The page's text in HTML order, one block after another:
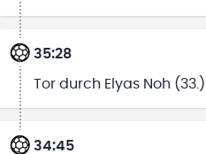
35:28
Tor durch Elyas Noh
34:45